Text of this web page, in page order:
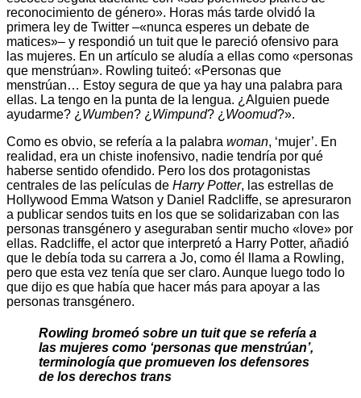
reconocimiento de género». Horas más tarde olvidó la
primera ley de Twitter –«nunca esperes un debate de
matices»– y respondió un tuit que le pareció ofensivo para
las mujeres. En un artículo se aludía a ellas como «personas
que menstrúan». Rowling tuiteó: «Personas que
menstrúan… Estoy segura de que ya hay una palabra para
ellas. La tengo en la punta de la lengua. ¿Alguien puede
ayudarme? ¿ Wumben? ¿ Wimpund? ¿ Woomud?».
Como es obvio, se refería a la palabra woman, ‘mujer’. En
realidad, era un chiste inofensivo, nadie tendría por qué
haberse sentido ofendido. Pero los dos protagonistas
centrales de las películas de Harry Potter, las estrellas de
Hollywood Emma Watson y Daniel Radcliffe, se apresuraron
a publicar sendos tuits en los que se solidarizaban con las
personas transgénero y aseguraban sentir mucho «love» por
ellas. Radcliffe, el actor que interpretó a Harry Potter, añadió
que le debía toda su carrera a Jo, como él llama a Rowling,
pero que esta vez tenía que ser claro. Aunque luego todo lo
que dijo es que había que hacer más para apoyar a las
personas transgénero.
Rowling bromeó sobre un tuit que se refería a
las mujeres como ‘personas que menstrúan’,
terminología que promueven los defensores
de los derechos trans